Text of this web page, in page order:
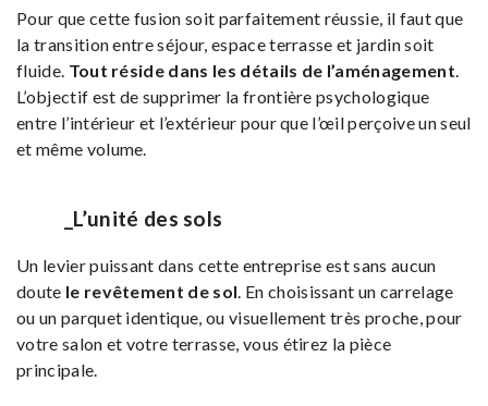
Pour que cette fusion soit parfaitement réussie, il faut que
la transition entre séjour, espace terrasse et jardin soit
fluide. Tout réside dans les détails de l’aménagement.
L’objectif est de supprimer la frontière psychologique
entre l’intérieur et l’extérieur pour que l’œil perçoive un seul
et même volume.
_L’unité des sols
Un levier puissant dans cette entreprise est sans aucun
doute le revêtement de sol. En choisissant un carrelage
ou un parquet identique, ou visuellement très proche, pour
votre salon et votre terrasse, vous étirez la pièce
principale.